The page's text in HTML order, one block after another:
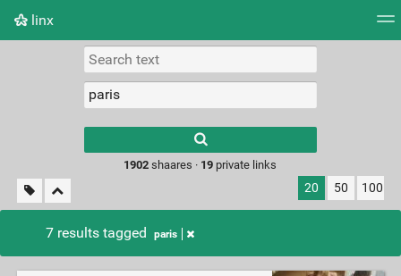
linx
Picture wall
results.
1902 shaares · 19 private links
20 50 100
7 results tagged paris